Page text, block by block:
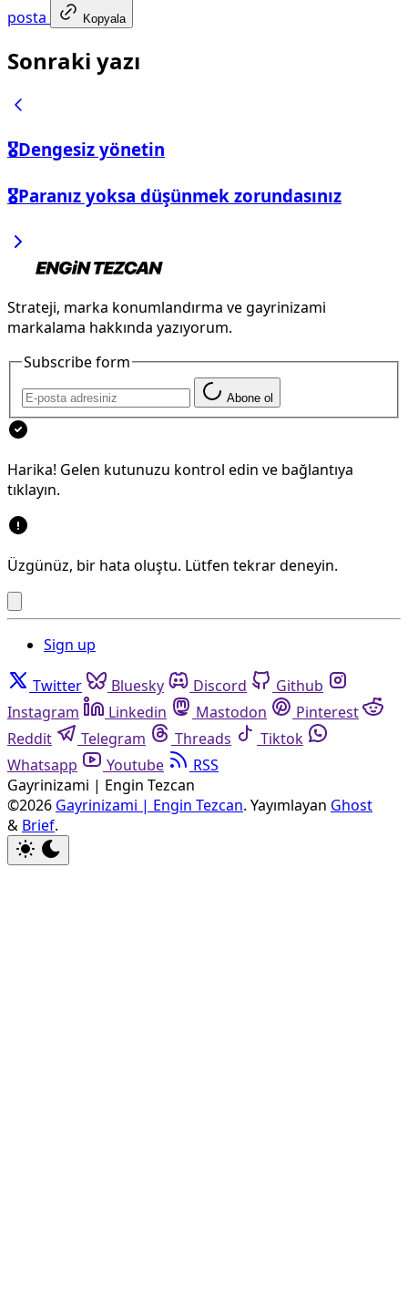
posta
Kopyala
Sonraki yazı
🎖️Dengesiz yönetin
🎖️Paranız yoksa düşünmek zorundasınız
Strateji, marka konumlandırma ve gayrinizami
markalama hakkında yazıyorum.
Subscribe form
Abone ol
Harika! Gelen kutunuzu kontrol edin ve bağlantıya
tıklayın.
Üzgünüz, bir hata oluştu. Lütfen tekrar deneyin.
Sign up
Twitter Bluesky Discord
Github
Instagram
Linkedin Mastodon
Pinterest
Reddit
Telegram Threads
Tiktok
Whatsapp
Youtube
RSS
Gayrinizami | Engin Tezcan
©2026 Gayrinizami | Engin Tezcan. Yayımlayan Ghost
& Brief.